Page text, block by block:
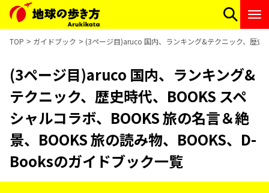
TOP ガイドブック (3ページ目)aruco 国内、ランキング&テクニック、歴史
(3ページ目)aruco 国内、ランキング&
テクニック、歴史時代、BOOKS スペ
シャルコラボ、BOOKS 旅の名言＆絶
景、BOOKS 旅の読み物、BOOKS、D-
Booksのガイドブック一覧